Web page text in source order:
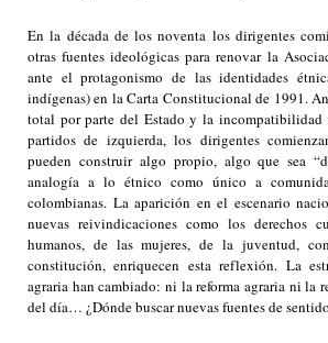
En la década de los noventa los dirigentes
otras fuentes ideológicas para renovar la
ante el protagonismo de las identidades
indígenas) en la Carta Constitucional de 1991.
total por parte del Estado y la incompatibilidad
partidos de izquierda, los dirigentes
pueden construir algo propio, algo que sea
analogía a lo étnico como único a
colombianas. La aparición en el escenario
nuevas reivindicaciones como los derechos
humanos, de las mujeres, de la juventud,
constitución, enriquecen esta reflexión. La
agraria han cambiado: ni la reforma agraria ni la
del día… ¿Dónde buscar nuevas fuentes de